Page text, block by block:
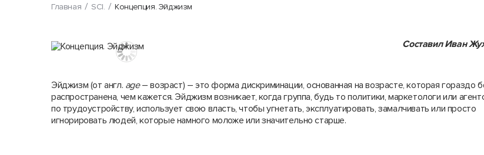
Главная SCI. Концепция. Эйджизм
Составил Иван
Эйджизм (от англ. age– возраст) – это форма дискриминации, основанная на возрасте, которая гораздо
распространена, чем кажется. Эйджизм возникает, когда группа, будь то политики, маркетологи или
по трудоустройству, использует свою власть, чтобы угнетать, эксплуатировать, замалчивать или просто
игнорировать людей, которые намного моложе или значительно старше.